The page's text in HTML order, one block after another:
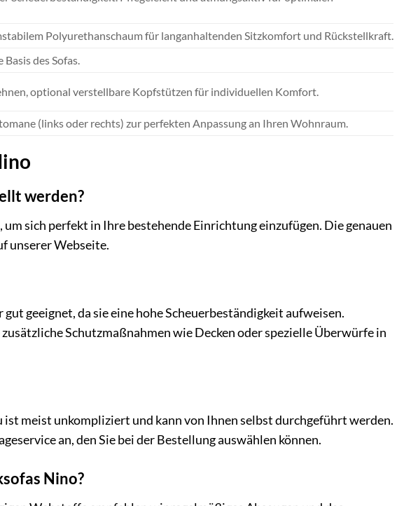
Polyurethanschaum für langanhaltenden Sitzkomfort und Rückstellkraft.
des Sofas.
optional verstellbare Kopfstützen für individuellen Komfort.
(links oder rechts) zur perfekten Anpassung an Ihren Wohnraum.
werden?
sich perfekt in Ihre bestehende Einrichtung einzufügen. Die genauen
unserer Webseite.
geeignet, da sie eine hohe Scheuerbeständigkeit aufweisen.
Schutzmaßnahmen wie Decken oder spezielle Überwürfe in
meist unkompliziert und kann von Ihnen selbst durchgeführt werden.
an, den Sie bei der Bestellung auswählen können.
Nino?